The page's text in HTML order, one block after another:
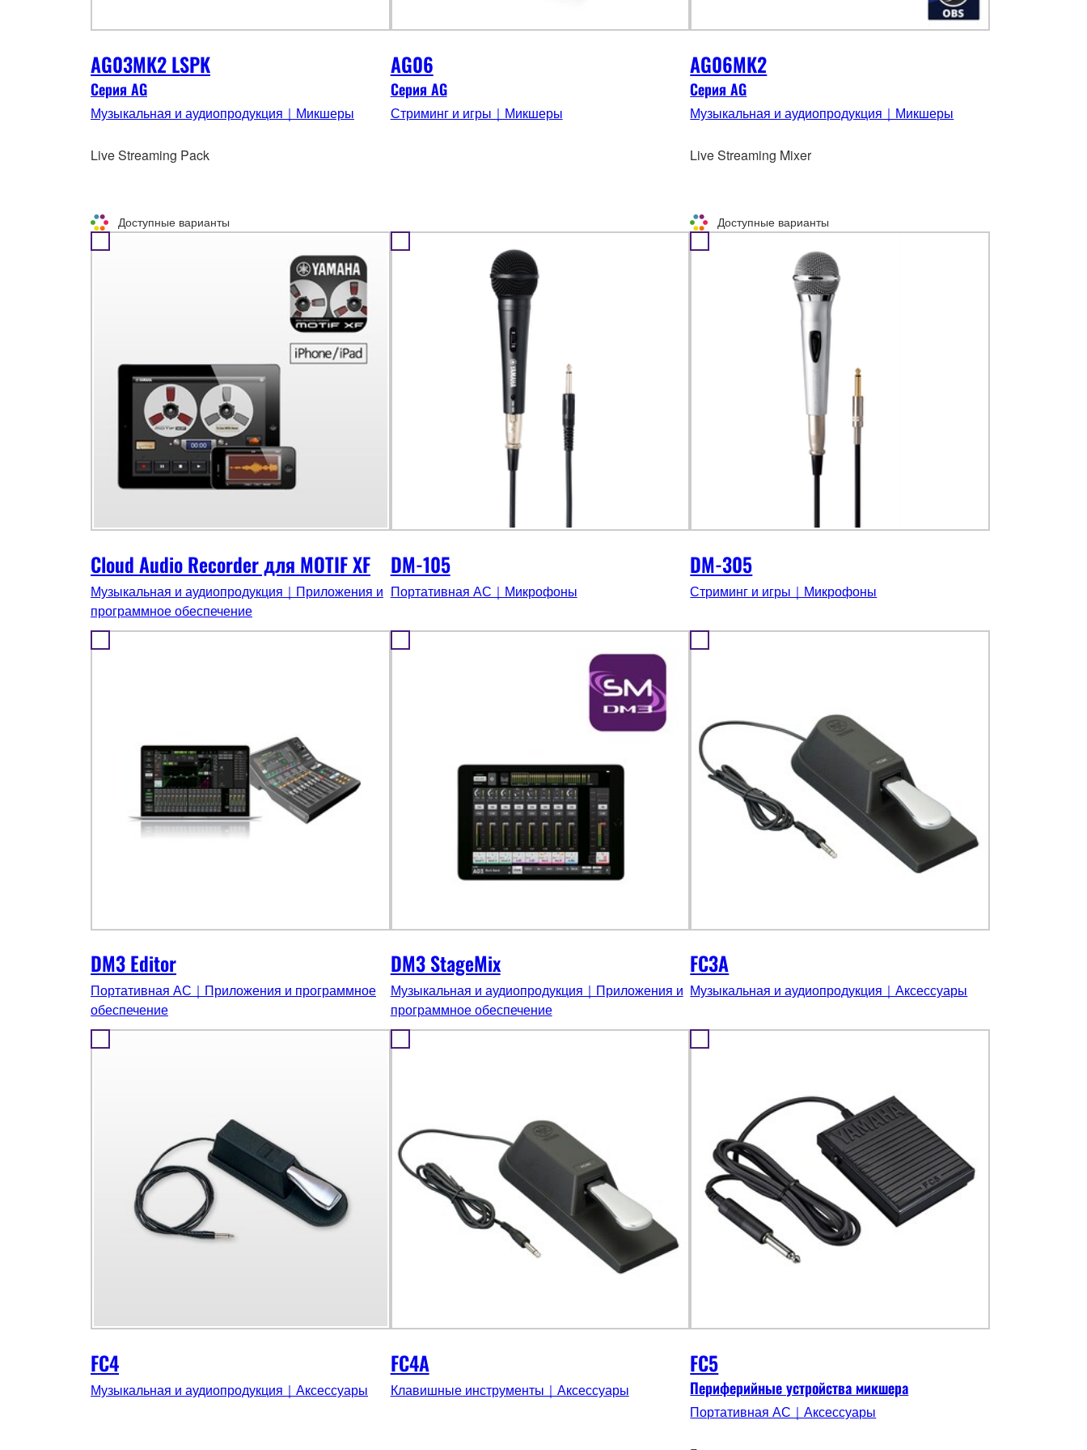
AG03MK2 LSPK
Серия AG
Музыкальная и аудиопродукция｜Микшеры
Live Streaming Pack
Доступные варианты
AG06
Серия AG
Стриминг и игры｜Микшеры
AG06MK2
Серия AG
Музыкальная и аудиопродукция｜Микшеры
Live Streaming Mixer
Доступные варианты
Cloud Audio Recorder для MOTIF XF
Музыкальная и аудиопродукция｜Приложения и
программное обеспечение
DM-105
Портативная АС｜Микрофоны
DM-305
Стриминг и игры｜Микрофоны
DM3 Editor
Портативная АС｜Приложения и программное
обеспечение
DM3 StageMix
Музыкальная и аудиопродукция｜Приложения и
программное обеспечение
FC3A
Музыкальная и аудиопродукция｜Аксессуары
FC4
Музыкальная и аудиопродукция｜Аксессуары
FC4A
Клавишные инструменты｜Аксессуары
FC5
Периферийные устройства микшера
Портативная АС｜Аксессуары